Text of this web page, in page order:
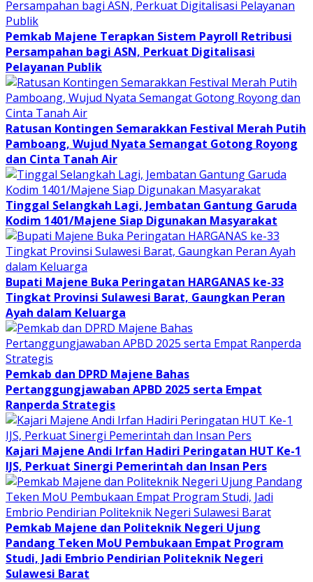
Pemkab Majene Terapkan Sistem Payroll Retribusi
Persampahan bagi ASN, Perkuat Digitalisasi
Pelayanan Publik
Ratusan Kontingen Semarakkan Festival Merah Putih
Pamboang, Wujud Nyata Semangat Gotong Royong
dan Cinta Tanah Air
Tinggal Selangkah Lagi, Jembatan Gantung Garuda
Kodim 1401/Majene Siap Digunakan Masyarakat
Bupati Majene Buka Peringatan HARGANAS ke-33
Tingkat Provinsi Sulawesi Barat, Gaungkan Peran
Ayah dalam Keluarga
Pemkab dan DPRD Majene Bahas
Pertanggungjawaban APBD 2025 serta Empat
Ranperda Strategis
Kajari Majene Andi Irfan Hadiri Peringatan HUT Ke-1
IJS, Perkuat Sinergi Pemerintah dan Insan Pers
Pemkab Majene dan Politeknik Negeri Ujung
Pandang Teken MoU Pembukaan Empat Program
Studi, Jadi Embrio Pendirian Politeknik Negeri
Sulawesi Barat